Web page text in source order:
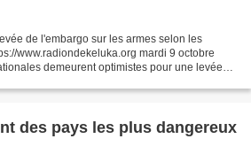
de l'embargo sur les armes selon les
www.radiondekeluka.org mardi 9 octobre
demeurent optimistes pour une levée
des pays les plus dangereux